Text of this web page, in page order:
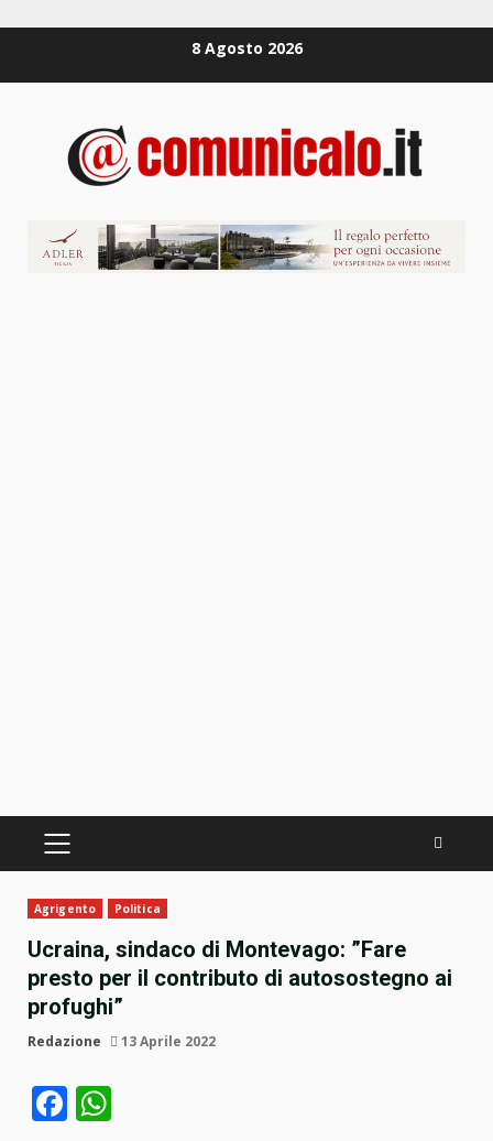
8 Agosto 2026
PRIMÄRES
MENÜ
Agrigento Politica
Ucraina, sindaco di Montevago: ”Fare
presto per il contributo di autosostegno ai
profughi”
Redazione 13 Aprile 2022
Facebook